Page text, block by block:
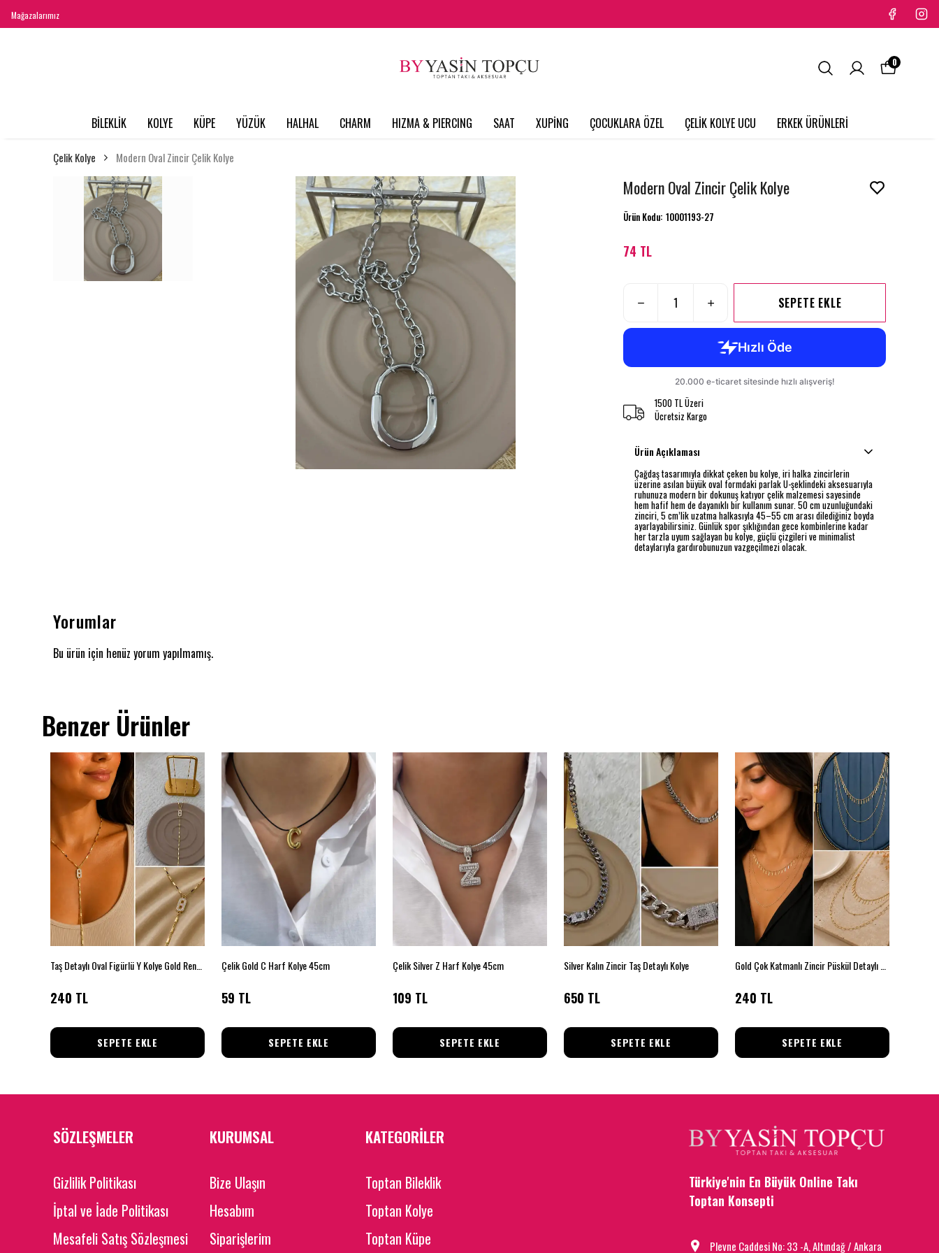
Mağazalarımız
BİLEKLİK KOLYE KÜPE YÜZÜK HALHAL CHARM HIZMA & PIERCING SAAT XUPİNG ÇOCUKLARA ÖZEL ÇELİK KOLYE UCU ERKEK ÜRÜNLERİ
0
Çelik Kolye Modern Oval Zincir Çelik Kolye
Modern Oval Zincir Çelik Kolye
Ürün Kodu: 10001193-27
74 TL
SEPETE EKLE
1500 TL Üzeri
Ücretsiz Kargo
Ürün Açıklaması
Çağdaş tasarımıyla dikkat çeken bu kolye, iri halka zincirlerin
üzerine asılan büyük oval formdaki parlak U-şeklindeki aksesuarıyla
ruhunuza modern bir dokunuş katıyor çelik malzemesi sayesinde
hem hafif hem de dayanıklı bir kullanım sunar. 50 cm uzunluğundaki
zinciri, 5 cm’lik uzatma halkasıyla 45–55 cm arası dilediğiniz boyda
ayarlayabilirsiniz. Günlük spor şıklığından gece kombinlerine kadar
her tarzla uyum sağlayan bu kolye, güçlü çizgileri ve minimalist
detaylarıyla gardırobunuzun vazgeçilmezi olacak.
Yorumlar
Bu ürün için henüz yorum yapılmamış.
Benzer Ürünler
240 TL
SEPETE EKLE
Çelik Gold C Harf Kolye 45cm
59 TL
SEPETE EKLE
Çelik Silver Z Harf Kolye 45cm
109 TL
SEPETE EKLE
Silver Kalın Zincir Taş Detaylı Kolye
650 TL
SEPETE EKLE
240 TL
SEPETE EKLE
SÖZLEŞMELER
Gizlilik Politikası
İptal ve İade Politikası
Mesafeli Satış Sözleşmesi
KURUMSAL
Bize Ulaşın
Hesabım
Siparişlerim
KATEGORİLER
Toptan Bileklik
Toptan Kolye
Toptan Küpe
Türkiye'nin En Büyük Online Takı
Toptan Konsepti
Plevne Caddesi No: 33 -A, Altındağ / Ankara